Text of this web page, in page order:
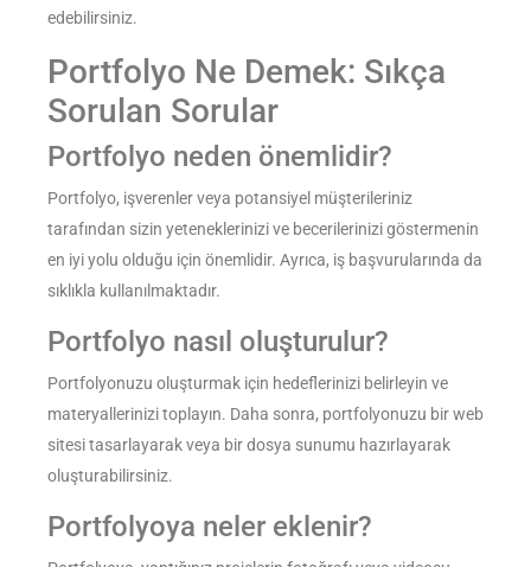
edebilirsiniz.
Portfolyo Ne Demek: Sıkça
Sorulan Sorular
Portfolyo neden önemlidir?
Portfolyo, işverenler veya potansiyel müşterileriniz
tarafından sizin yeteneklerinizi ve becerilerinizi göstermenin
en iyi yolu olduğu için önemlidir. Ayrıca, iş başvurularında da
sıklıkla kullanılmaktadır.
Portfolyo nasıl oluşturulur?
Portfolyonuzu oluşturmak için hedeflerinizi belirleyin ve
materyallerinizi toplayın. Daha sonra, portfolyonuzu bir web
sitesi tasarlayarak veya bir dosya sunumu hazırlayarak
oluşturabilirsiniz.
Portfolyoya neler eklenir?